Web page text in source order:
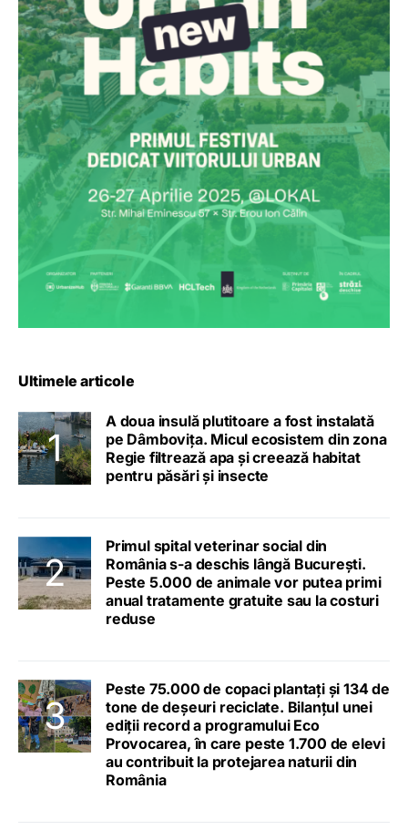
Ultimele articole
A doua insulă plutitoare a fost instalată
pe Dâmbovița. Micul ecosistem din zona
Regie filtrează apa și creează habitat
pentru păsări și insecte
Primul spital veterinar social din
România s-a deschis lângă București.
Peste 5.000 de animale vor putea primi
anual tratamente gratuite sau la costuri
reduse
Peste 75.000 de copaci plantați și 134 de
tone de deșeuri reciclate. Bilanțul unei
ediții record a programului Eco
Provocarea, în care peste 1.700 de elevi
au contribuit la protejarea naturii din
România